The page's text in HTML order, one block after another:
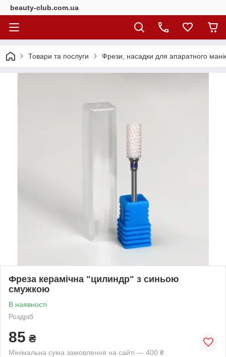
beauty-club.com.ua
Товари та послуги Фрези, насадки для апаратного
Фреза керамічна "цилиндр" з синьою
смужкою
В наявності
Роздріб
85 ₴
Мінімальна сума замовлення на сайті — 400 ₴